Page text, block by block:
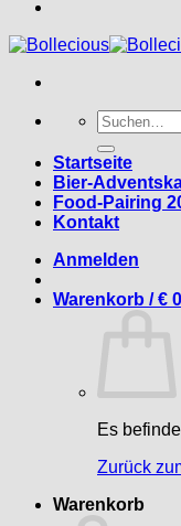
Suche
nach:
Startseite
Bier-
Food-Pairing
Kontakt
Anmelden
Warenkorb /€
Es
Zurück
Warenkorb